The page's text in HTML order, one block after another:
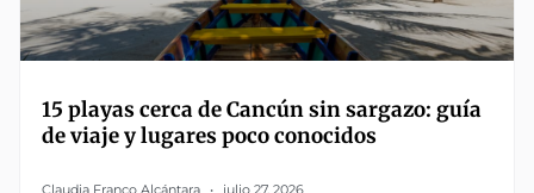
15 playas cerca de Cancún sin sargazo: guía
de viaje y lugares poco conocidos
Claudia Franco Alcántara julio 27, 2026